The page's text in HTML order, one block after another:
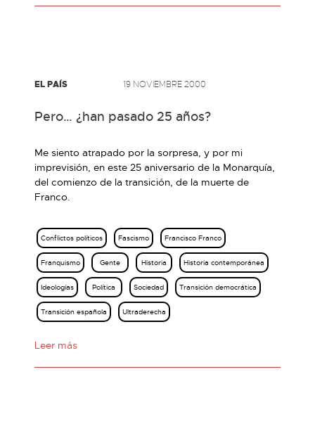
EL PAÍS 19 NOVIEMBRE 2000
Pero… ¿han pasado 25 años?
Me siento atrapado por la sorpresa, y por mi
imprevisión, en este 25 aniversario de la Monarquía,
del comienzo de la transición, de la muerte de
Franco.
Conflictos políticos Fascismo Francisco Franco
Franquismo Gente Historia Historia contemporánea
Ideologías Política Sociedad Transición democrática
Transición española Ultraderecha
Leer más